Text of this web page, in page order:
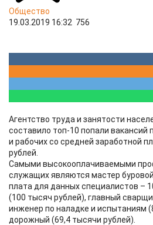
Общество
19.03.2019 16:32 756
Агентство труда и занятости
составило топ-10 попали
и рабочих со средней заработной
рублей.
Самыми высокооплачиваемыми
служащих являются мастер
плата для данных специалистов –
(100 тысяч рублей), главный
инженер по наладке и испытаниям
дорожный (69,4 тысячи рублей).